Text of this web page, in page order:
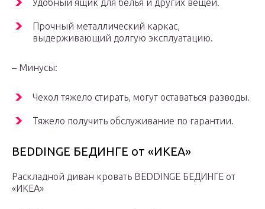
Удобный ящик для белья и других вещей.
Прочный металлический каркас,
выдерживающий долгую эксплуатацию.
– Минусы:
Чехол тяжело стирать, могут оставаться разводы.
Тяжело получить обслуживание по гарантии.
BEDDINGE БЕДИНГЕ от «ИКЕА»
Раскладной диван кровать BEDDINGE БЕДИНГЕ от
«ИКЕА»